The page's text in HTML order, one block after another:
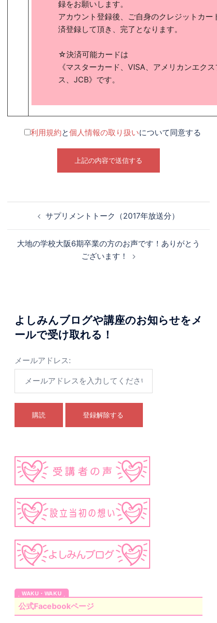
録をお願いします。
アカウント登録後、ご自身のクレジットカー
済登録して頂き、完了となります。
☆決済可能カードは
《マスターカード、VISA、アメリカンエク
ス、JCB》です。
利用規約と個人情報の取り扱いについて同意する
ナ
ョ
ン
サプリメントトーク（2017年放送分）
大地の学校大阪6期卒業の方のお声です！ありがとう
ございます！
よしみんブログや講座のお知らせをメ
ールで受け取れる！
メールアドレス:
公式Facebookページ